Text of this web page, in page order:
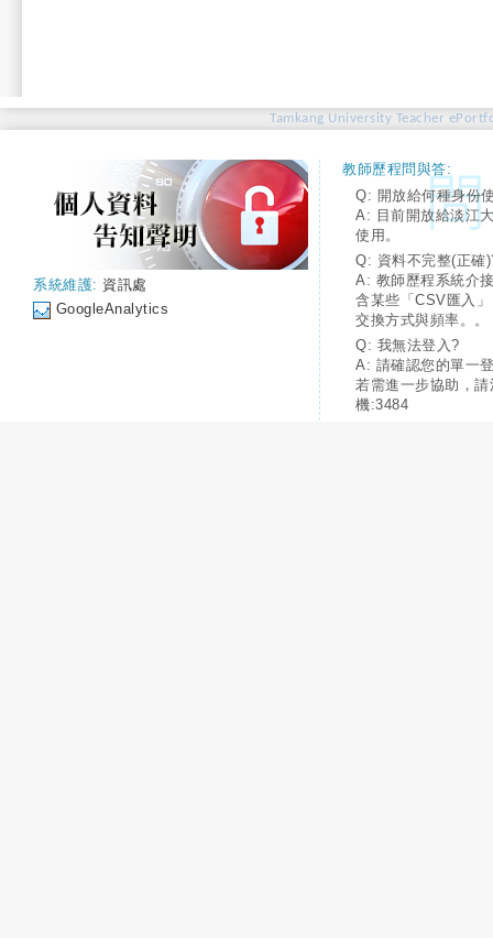
Tamkang University Teacher
系統維護: 資訊處
GoogleAnalytics
教師歷程問與答:
Q: 開放給何種身份
A: 目前開放給淡江
使用。
Q: 資料不完整(正確
A: 教師歷程系統介
含某些「CSV匯入
交換方式與頻率。。
Q: 我無法登入?
A: 請確認您的單一
若需進一步協助，
機:3484